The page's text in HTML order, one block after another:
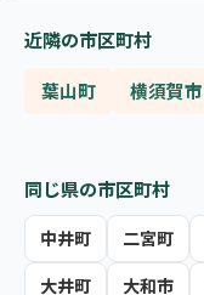
近隣の市区町村
葉山町 横須賀市
同じ県の市区町村
中井町 二宮町
大井町
大和市